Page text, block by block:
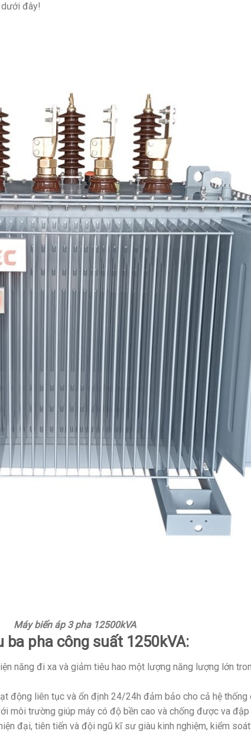
dưới đây!
Máy biến áp 3 pha 12500kVA
pha công suất 1250kVA:
năng đi xa và giảm tiêu hao một lượng năng lượng lớn
động liên tục và ổn định 24/24h đảm bảo cho cả hệ thống
môi trường giúp máy có độ bền cao và chống được va đập
đại, tiên tiến và đội ngũ kĩ sư giàu kinh nghiệm, kiểm